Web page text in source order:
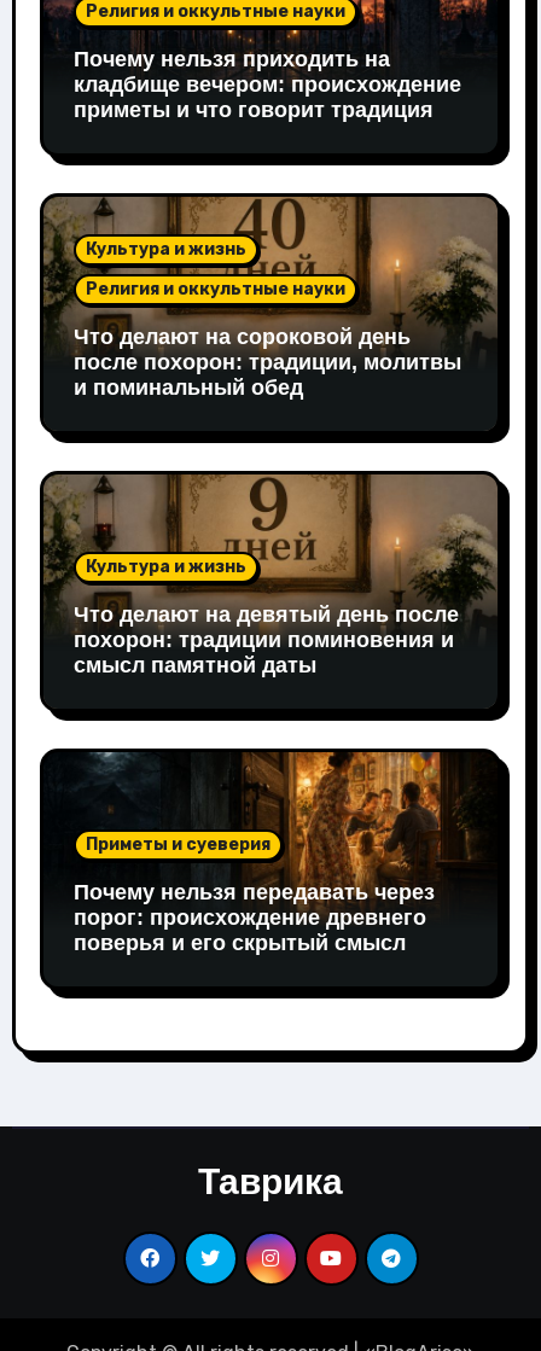
Религия и оккультные науки
Почему нельзя приходить на
кладбище вечером: происхождение
приметы и что говорит традиция
Культура и жизнь
Религия и оккультные науки
Что делают на сороковой день
после похорон: традиции, молитвы
и поминальный обед
Культура и жизнь
Что делают на девятый день после
похорон: традиции поминовения и
смысл памятной даты
Приметы и суеверия
Почему нельзя передавать через
порог: происхождение древнего
поверья и его скрытый смысл
Таврика